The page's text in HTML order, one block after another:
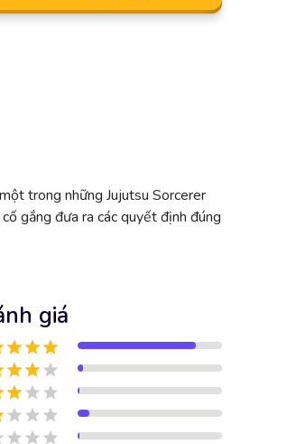
trong những Jujutsu Sorcerer
gắng đưa ra các quyết định đúng
giá